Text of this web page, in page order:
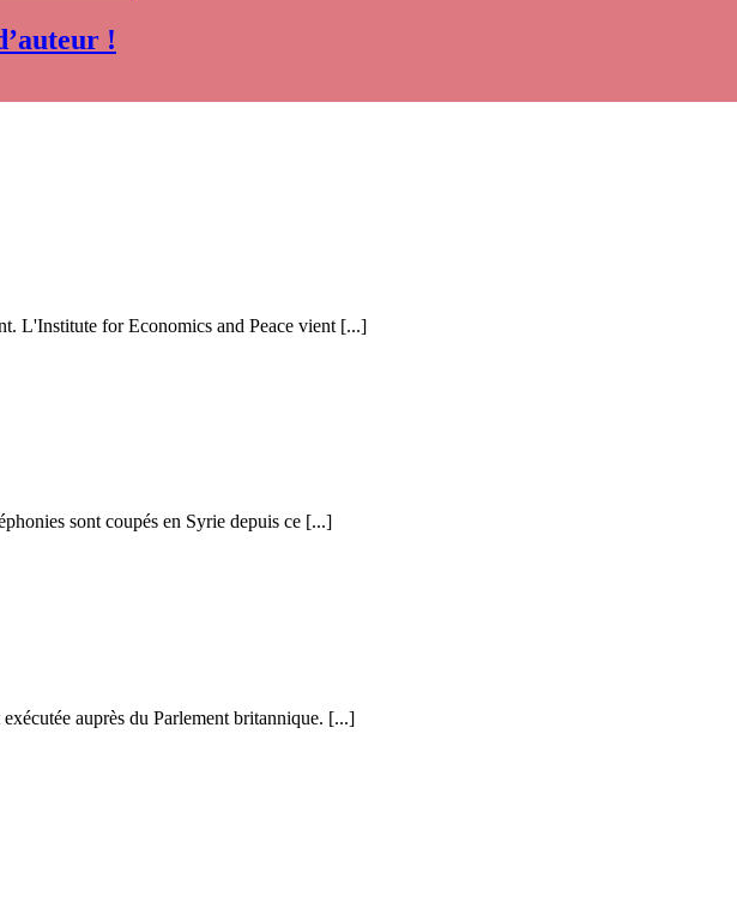
!
L'Institute for Economics and Peace vient [...]
sont coupés en Syrie depuis ce [...]
auprès du Parlement britannique. [...]